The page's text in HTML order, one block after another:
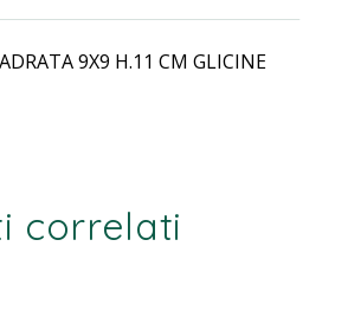
9X9 H.11 CM GLICINE
correlati